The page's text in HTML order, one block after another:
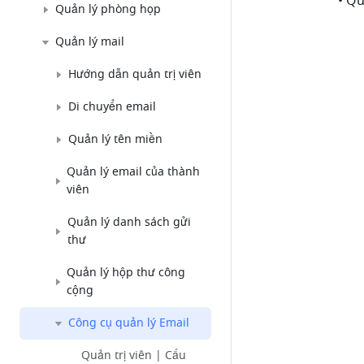
Quản lý phòng họp
Quản lý mail
Hướng dẫn quản trị viên
Di chuyển email
Quản lý tên miền
Quản lý email của thành
viên
Quản lý danh sách gửi
thư
Quản lý hộp thư công
cộng
Công cụ quản lý Email
Quản trị viên | Cấu